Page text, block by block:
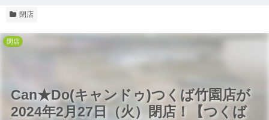
閉店
Can★Do(キャンドゥ)つくば竹園店が
2024年2月27日（火）閉店！【つくば
閉店